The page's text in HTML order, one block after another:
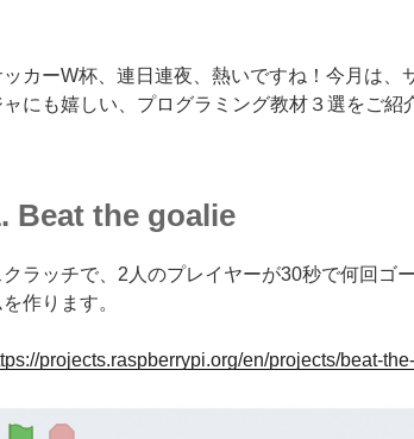
ッカーW杯、連日連夜、熱いですね！今月は、
ャにも嬉しい、プログラミング教材３選をご紹
Beat the goalie
クラッチで、2人のプレイヤーが30秒で何回ゴ
を作ります。
projects.raspberrypi.org/en/projects/beat-